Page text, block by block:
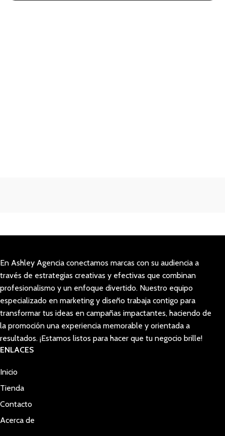
En Ashley Agencia conectamos marcas con su audiencia a
través de estrategias creativas y efectivas que combinan
profesionalismo y un enfoque divertido. Nuestro equipo
especializado en marketing y diseño trabaja contigo para
transformar tus ideas en campañas impactantes, haciendo de
la promoción una experiencia memorable y orientada a
resultados. ¡Estamos listos para hacer que tu negocio brille!
ENLACES
Inicio
Tienda
Contacto
Acerca de